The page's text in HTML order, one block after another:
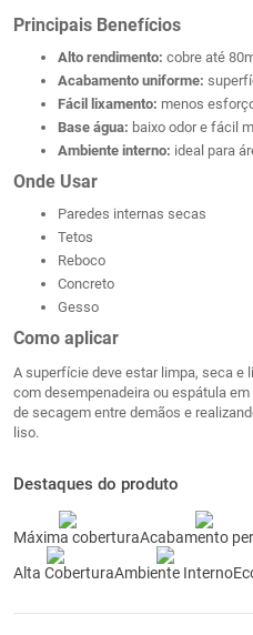
Destaques do produto
Máxima coberturaAcabamento
Alta CoberturaAmbiente Interno
Principais Benefícios
Alto rendimento: cobre até
Acabamento uniforme:
Fácil lixamento: menos
Base água: baixo odor e fácil
Ambiente interno: ideal para
Onde Usar
Paredes internas secas
Tetos
Reboco
Concreto
Gesso
Como aplicar
A superfície deve estar limpa, seca e
com desempenadeira ou espátula
de secagem entre demãos e
liso.